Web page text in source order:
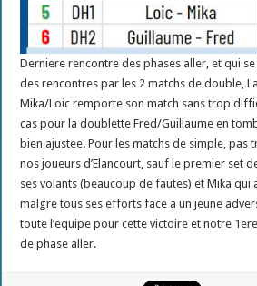
Derniere rencontre des phases aller, et qui
des rencontres par les 2 matchs de double,
Mika/Loic remporte son match sans trop
cas pour la doublette Fred/Guillaume en
bien ajustee. Pour les matchs de simple,
nos joueurs d’Elancourt, sauf le premier set
ses volants (beaucoup de fautes) et Mika qui
malgre tous ses efforts face a un jeune
toute l’equipe pour cette victoire et notre
de phase aller.